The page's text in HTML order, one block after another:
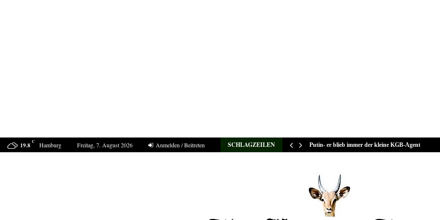
19.8 C Hamburg Freitag, 7. August 2026 Anmelden / Beitreten SCHLAGZEILEN
ProDogRomania e.V. weist die moralische Schuld dem… Putin- er blieb immer der kleine KGB-Agent